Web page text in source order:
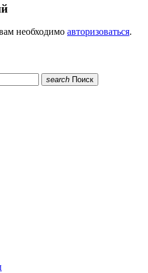
необходимо авторизоваться.
search Поиск